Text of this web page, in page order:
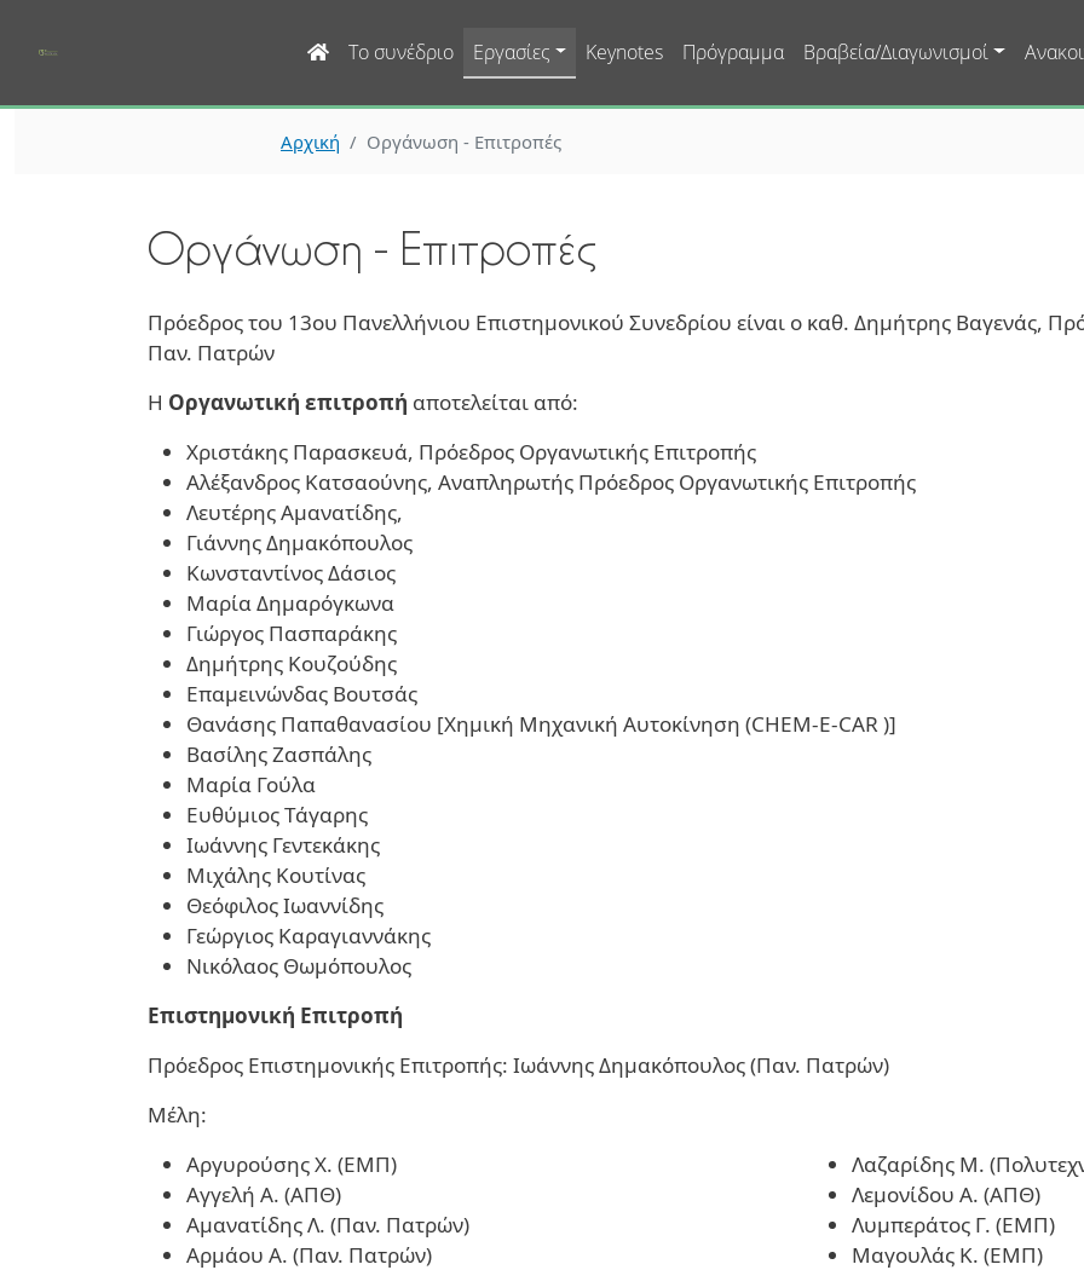
Main navigation
Το συνέδριο Εργασίες Keynotes Πρόγραμμα Βραβεία/Διαγωνισμοί
Αρχική Οργάνωση - Επιτροπές
Οργάνωση - Επιτροπές
Πρόεδρος του 13ου Πανελλήνιου Επιστημονικού Συνεδρίου είναι ο καθ. Δημήτρης Βαγενάς,
Παν. Πατρών
Η Οργανωτική επιτροπή αποτελείται από:
Χριστάκης Παρασκευά, Πρόεδρος Οργανωτικής Επιτροπής
Αλέξανδρος Κατσαούνης, Αναπληρωτής Πρόεδρος Οργανωτικής Επιτροπής
Λευτέρης Αμανατίδης,
Γιάννης Δημακόπουλος
Κωνσταντίνος Δάσιος
Μαρία Δημαρόγκωνα
Γιώργος Πασπαράκης
Δημήτρης Κουζούδης
Επαμεινώνδας Βουτσάς
Θανάσης Παπαθανασίου [Χημική Μηχανική Αυτοκίνηση (CHEM-E-CAR )]
Βασίλης Ζασπάλης
Μαρία Γούλα
Ευθύμιος Τάγαρης
Ιωάννης Γεντεκάκης
Μιχάλης Κουτίνας
Θεόφιλος Ιωαννίδης
Γεώργιος Καραγιαννάκης
Νικόλαος Θωμόπουλος
Επιστημονική Επιτροπή
Πρόεδρος Επιστημονικής Επιτροπής: Ιωάννης Δημακόπουλος (Παν. Πατρών)
Μέλη:
Aργυρούσης Χ. (ΕΜΠ)
Αγγελή Α. (ΑΠΘ)
Αμανατίδης Λ. (Παν. Πατρών)
Αρμάου Α. (Παν. Πατρών)
Λαζαρίδης Μ.
Λεμονίδου Α. (ΑΠΘ)
Λυμπεράτος Γ. (ΕΜΠ)
Μαγουλάς Κ. (ΕΜΠ)